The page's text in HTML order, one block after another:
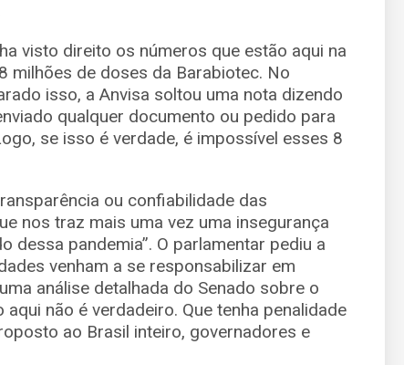
visto direito os números que estão aqui na
milhões de doses da Barabiotec. No
isso, a Anvisa soltou uma nota dizendo
qualquer documento ou pedido para
se isso é verdade, é impossível esses 8
ou confiabilidade das
nos traz mais uma vez uma insegurança
dessa pandemia”. O parlamentar pediu a
venham a se responsabilizar em
análise detalhada do Senado sobre o
não é verdadeiro. Que tenha penalidade
ao Brasil inteiro, governadores e